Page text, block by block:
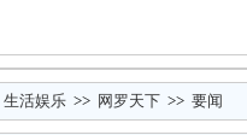
生活娱乐 >> 网罗天下 >> 要闻